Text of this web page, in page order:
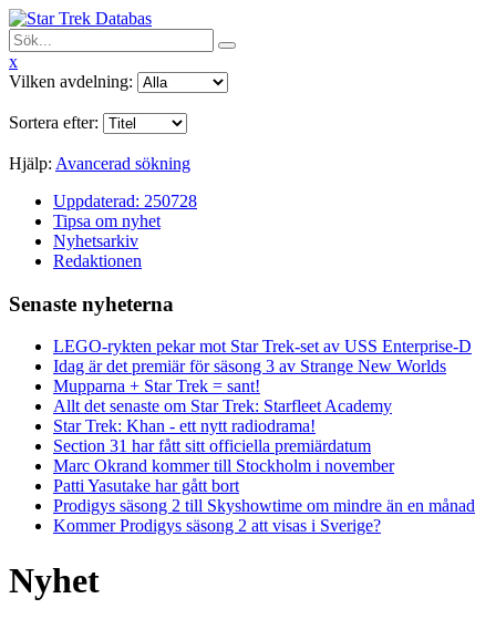
x
Vilken avdelning:
Sortera efter:
Hjälp: Avancerad sökning
Uppdaterad: 250728
Tipsa om nyhet
Nyhetsarkiv
Redaktionen
Senaste nyheterna
LEGO-rykten pekar mot Star Trek-set av USS Enterprise-D
Idag är det premiär för säsong 3 av Strange New Worlds
Mupparna + Star Trek = sant!
Allt det senaste om Star Trek: Starfleet Academy
Star Trek: Khan - ett nytt radiodrama!
Section 31 har fått sitt officiella premiärdatum
Marc Okrand kommer till Stockholm i november
Patti Yasutake har gått bort
Prodigys säsong 2 till Skyshowtime om mindre än en månad
Kommer Prodigys säsong 2 att visas i Sverige?
Nyhet